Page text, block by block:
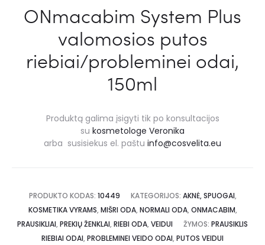
ONmacabim System Plus
valomosios putos
riebiai/probleminei odai,
150ml
Produktą galima įsigyti tik po konsultacijos
su kosmetologe Veronika
arba susisiekus el. paštu info@cosvelita.eu
PRODUKTO KODAS: 10449 KATEGORIJOS: AKNĖ, SPUOGAI,
KOSMETIKA VYRAMS, MIŠRI ODA, NORMALI ODA, ONMACABIM,
PRAUSIKLIAI, PREKIŲ ŽENKLAI, RIEBI ODA, VEIDUI ŽYMOS: PRAUSIKLIS
RIEBIAI ODAI, PROBLEMINEI VEIDO ODAI, PUTOS VEIDUI